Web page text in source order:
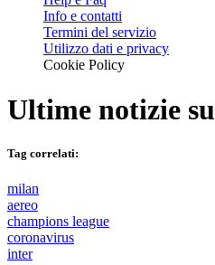
Info e contatti
Termini del servizio
Utilizzo dati e privacy
Cookie Policy
Ultime notizie su
Tag correlati:
milan
aereo
champions league
coronavirus
inter